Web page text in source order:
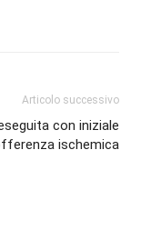
Articolo successivo
con iniziale
ischemica